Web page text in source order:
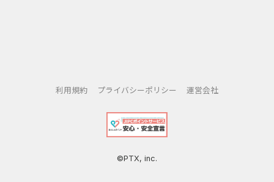
利用規約 プライバシーポリシー 運営会社
©PTX, inc.